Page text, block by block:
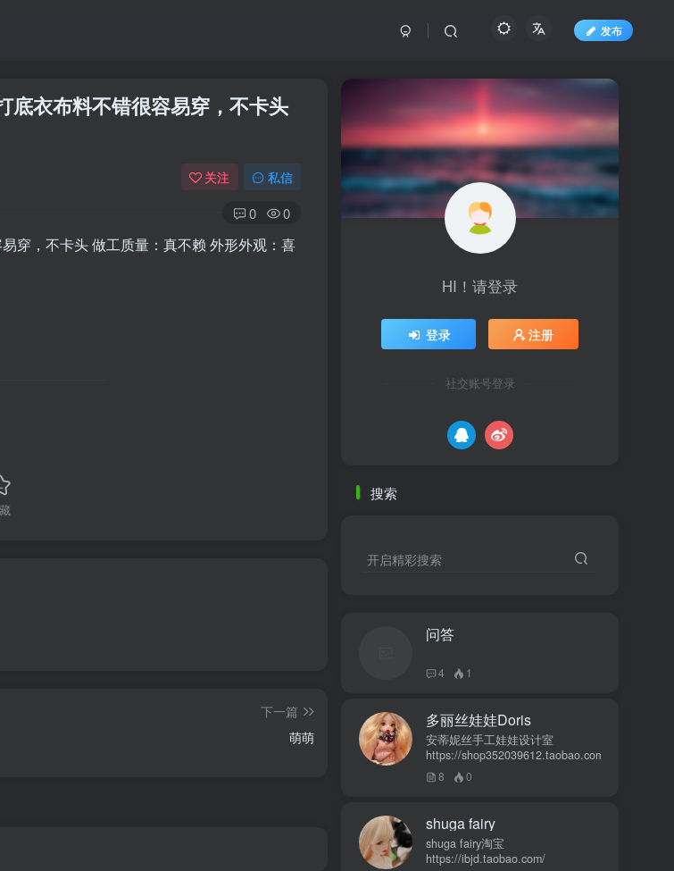
发布
底衣布料不错很容易穿，不卡头
关注 私信
0 0
穿，不卡头 做工质量：真不赖 外形外观：喜
下一篇
萌萌
HI！请登录
登录 注册
社交账号登录
搜索
开启精彩搜索
问答
4 1
多丽丝娃娃Doris
安蒂妮丝手工娃娃设计室
https://shop352039612.taobao.com
8 0
shuga fairy
shuga fairy淘宝
https://ibjd.taobao.com/